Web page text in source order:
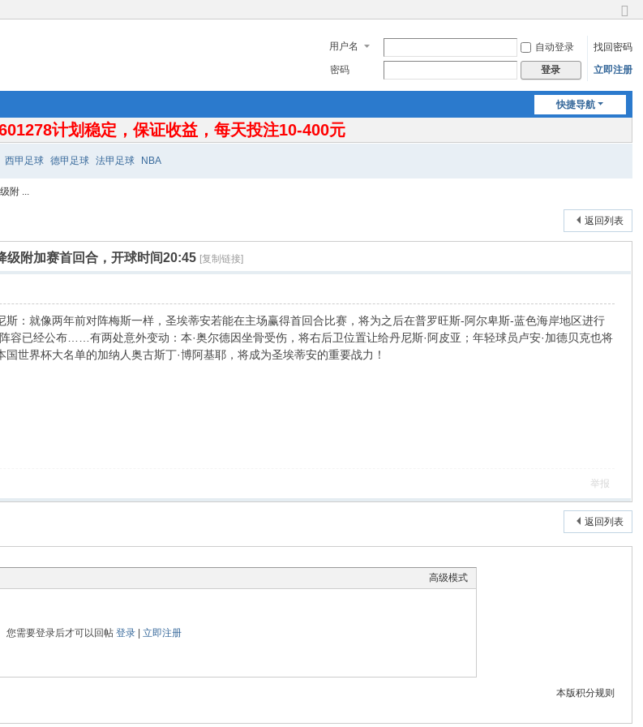
换
到
窄
用户名 自动登录
找回密码
密码
登录 立即注册
快捷导航
计划稳定，保证收益，每天投注10-400元
西甲足球 德甲足球 法甲足球 NBA
附 ...
返回列表
级附加赛首回合，开球时间20:45 [复制链接]
：就像两年前对阵梅斯一样，圣埃蒂安若能在主场赢得首回合比赛，将为之后在普罗旺斯-阿尔卑斯-蓝色海岸地区进行
容已经公布……有两处意外变动：本·奥尔德因坐骨受伤，将右后卫位置让给丹尼斯·阿皮亚；年轻球员卢安·加德贝克也将
世界杯大名单的加纳人奥古斯丁·博阿基耶，将成为圣埃蒂安的重要战力！
举报
返回列表
高级模式
您需要登录后才可以回帖登录 |立即注册
本版积分规则